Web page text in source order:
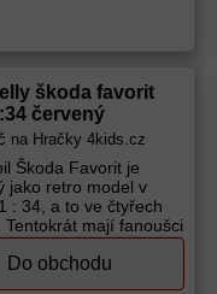
škoda favorit
červený
na Hračky 4kids.cz
Škoda Favorit je
jako retro model v
: 34, a to ve čtyřech
Tentokrát mají fanoušci
v nabídce červenou
Skladba a funkčnost:
kola a nárazníky
Do obchodu